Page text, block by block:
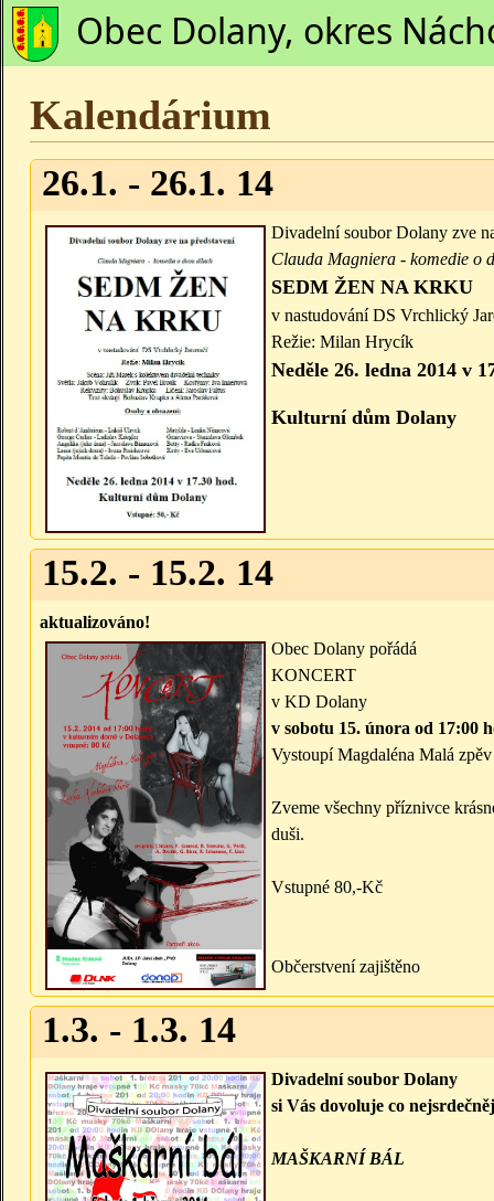
Obec Dolany, okres
Kalendárium
26.1. - 26.1. 14
Divadelní soubor Dolany zve
Clauda Magniera - komedie o
SEDM ŽEN NA KRKU
v nastudování DS Vrchlický
Režie: Milan Hrycík
Neděle 26. ledna 2014 v
Kulturní dům Dolany
15.2. - 15.2. 14
aktualizováno!
Obec Dolany pořádá
KONCERT
v KD Dolany
v sobotu 15. února od 17:00
Vystoupí Magdaléna Malá
Zveme všechny příznivce
duši.
Vstupné 80,-Kč
Občerstvení zajištěno
1.3. - 1.3. 14
Divadelní soubor Dolany
si Vás dovoluje co
MAŠKARNÍ BÁL